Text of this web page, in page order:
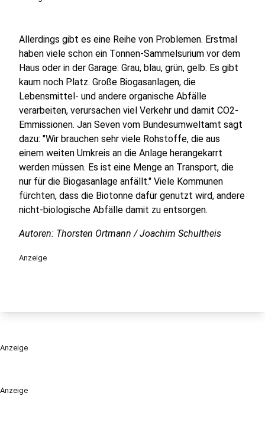
Anzeige
Allerdings gibt es eine Reihe von Problemen. Erstmal
haben viele schon ein Tonnen-Sammelsurium vor dem
Haus oder in der Garage: Grau, blau, grün, gelb. Es gibt
kaum noch Platz. Große Biogasanlagen, die
Lebensmittel- und andere organische Abfälle
verarbeiten, verursachen viel Verkehr und damit CO2-
Emmissionen. Jan Seven vom Bundesumweltamt sagt
dazu: "Wir brauchen sehr viele Rohstoffe, die aus
einem weiten Umkreis an die Anlage herangekarrt
werden müssen. Es ist eine Menge an Transport, die
nur für die Biogasanlage anfällt." Viele Kommunen
fürchten, dass die Biotonne dafür genutzt wird, andere
nicht-biologische Abfälle damit zu entsorgen.
Autoren: Thorsten Ortmann / Joachim Schultheis
Anzeige
Anzeige